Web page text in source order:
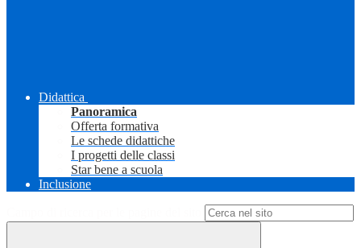
Didattica
Panoramica
Offerta formativa
Le schede didattiche
I progetti delle classi
Star bene a scuola
Inclusione